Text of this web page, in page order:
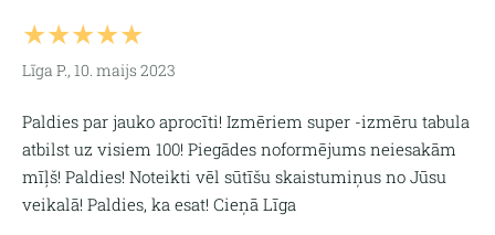
★★★★★
Līga P., 10. maijs 2023
Paldies par jauko aprocīti! Izmēriem super -izmēru tabula
atbilst uz visiem 100! Piegādes noformējums neiesakām
mīļš! Paldies! Noteikti vēl sūtīšu skaistumiņus no Jūsu
veikalā! Paldies, ka esat! Cieņā Līga